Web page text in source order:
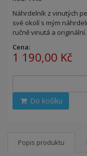
Náhrdelník z vinutých
své okolí s mým
ručně vinutá a originální.
Cena:
1 190,00 Kč
Do košíku
Popis produktu